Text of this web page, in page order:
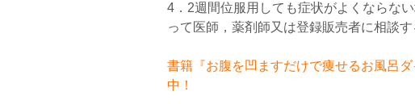
4．2週間位服用しても症状がよくならな
って医師，薬剤師又は登録販売者に相談す
書籍『お腹を凹ますだけで痩せるお風呂
中！